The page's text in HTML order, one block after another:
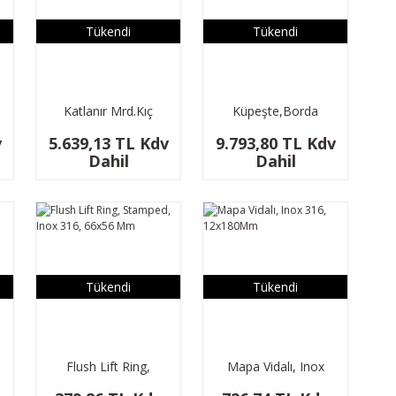
Tükendi
Katlanır Mrd.Kıç
Ç:22,Y:596,G:257Mm
5.639,13 TL Kdv
Dahil
Tükendi
Küpeşte,Borda
3+2Bs, Inox 316,
180º, 250x1109mm
9.793,80 TL Kdv
Dahil
Tükendi
Flush Lift Ring,
Tükendi
Mapa Vidalı, Inox